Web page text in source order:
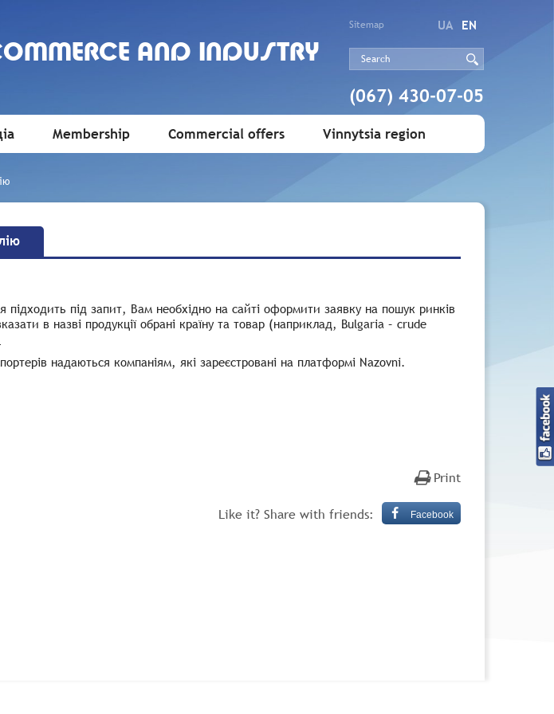
AND INDUSTRY
Sitemap UA EN
(067) 430-07-05
Membership Commercial offers Vinnytsia region
під запит, Вам необхідно на сайті оформити заявку на пошук ринків
в назві продукції обрані країну та товар (наприклад, Bulgaria – crude
надаються компаніям, які зареєстровані на платформі Nazovni.
Print
Like it? Share with friends: Facebook